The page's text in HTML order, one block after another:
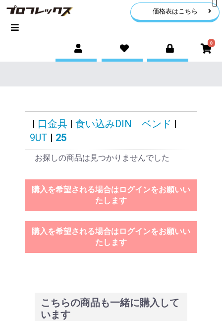
価格表はこちら
0
| 口金具 | 食い込みDIN ベンド |
9UT | 25
お探しの商品は見つかりませんでした
購入を希望される場合はログインをお願いい
たします
購入を希望される場合はログインをお願いい
たします
こちらの商品も一緒に購入して
います